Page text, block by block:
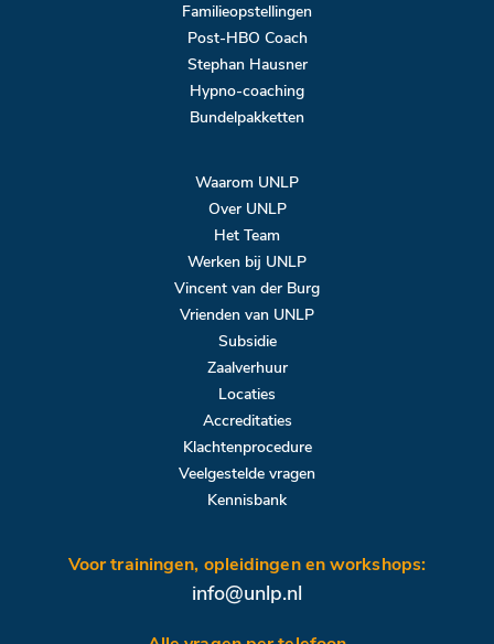
Familieopstellingen
Post-HBO Coach
Stephan Hausner
Hypno-coaching
Bundelpakketten
Waarom UNLP
Over UNLP
Het Team
Werken bij UNLP
Vincent van der Burg
Vrienden van UNLP
Subsidie
Zaalverhuur
Locaties
Accreditaties
Klachtenprocedure
Veelgestelde vragen
Kennisbank
Voor trainingen, opleidingen en workshops:
info@unlp.nl